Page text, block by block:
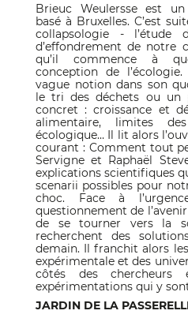
Brieuc Weulersse est
basé à Bruxelles. C’est
collapsologie - l’étude
d’effondrement de notre
qu’il commence à
conception de
vague notion dans son
le tri des déchets ou un
concret : croissance et
alimentaire, limites
écologique… Il lit alors
courant : Comment tout
Servigne et Raphaël
explications scientifiques
scenarii possibles pour
choc. Face à
questionnement de
de se tourner vers la
recherchent des
demain. Il franchit alors
expérimentale et des
côtés des chercheurs
expérimentations qui y
JARDIN DE LA